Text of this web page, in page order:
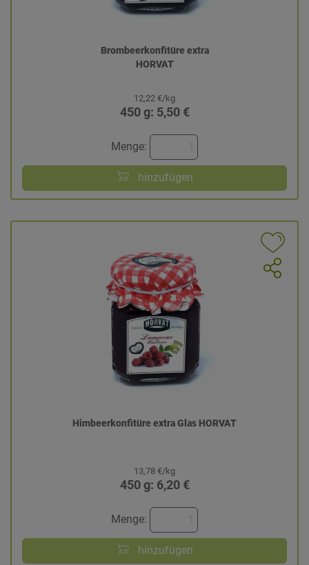
Brombeerkonfitüre extra
HORVAT
12,22 €/kg
450 g: 5,50 €
Menge:
hinzufügen
Himbeerkonfitüre extra Glas HORVAT
13,78 €/kg
450 g: 6,20 €
Menge:
hinzufügen